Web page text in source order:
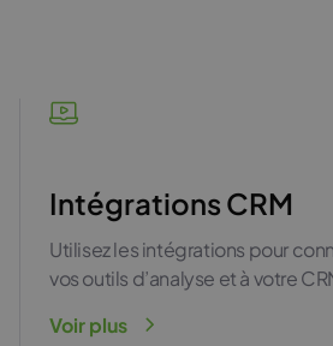
Intégrations CRM
Utilisez les intégrations pour
vos outils d’analyse et à votre
Voir plus